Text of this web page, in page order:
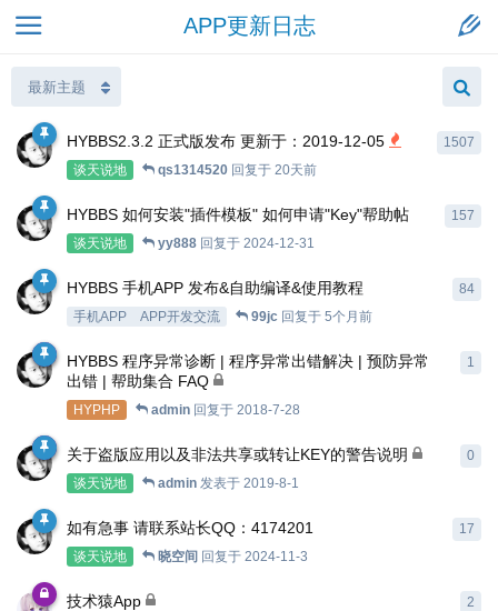
APP更新日志
HYBBS2.3.2 正式版发布 更新于：2019-12-05
谈天说地 qs1314520 回复于 20天前
1507
HYBBS 如何安装"插件模板" 如何申请"Key"帮助帖
谈天说地 yy888 回复于 2024-12-31
157
HYBBS 手机APP 发布&自助编译&使用教程
手机APP APP开发交流 99jc 回复于 5个月前
84
HYBBS 程序异常诊断 | 程序异常出错解决 | 预防异常
出错 | 帮助集合 FAQ
HYPHP admin 回复于 2018-7-28
1
关于盗版应用以及非法共享或转让KEY的警告说明
谈天说地 admin 发表于 2019-8-1
0
如有急事 请联系站长QQ：4174201
谈天说地 晓空间 回复于 2024-11-3
17
技术猿App 2